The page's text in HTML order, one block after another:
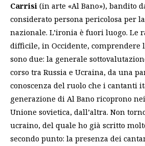
Carrisi (in arte «Al Bano»), bandito
considerato persona pericolosa per
nazionale. L’ironia è fuori luogo. Le
difficile, in Occidente, comprendere
sono due: la generale
corso tra Russia e Ucraina, da una
conoscenza del ruolo che i cantanti
generazione di Al Bano ricoprono nei
Unione sovietica, dall’altra. Non
ucraino, del quale ho già scritto
secondo punto: la presenza dei